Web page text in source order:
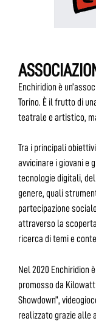
Enchiridion è
Torino. È il frutto di
teatrale e artistico,
Tra i principali
avvicinare i giovani e
tecnologie digitali,
genere, quali
partecipazione
attraverso la
ricerca di temi e
Nel 2020 Enchiridion
promosso da
Showdown”,
realizzato grazie alle